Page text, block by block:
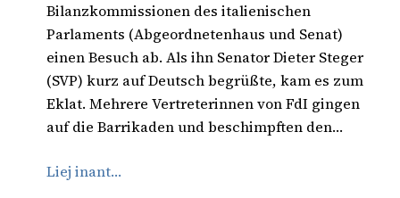
Bilanzkommissionen des italienischen
Parlaments (Abgeordnetenhaus und Senat)
einen Besuch ab. Als ihn Senator Dieter Steger
(SVP) kurz auf Deutsch begrüßte, kam es zum
Eklat. Mehrere Vertreterinnen von FdI gingen
auf die Barrikaden und beschimpften den…
Liej inant…